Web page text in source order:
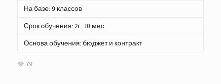
На базе: 9 классов
Срок обучения: 2г. 10 мес
Основа обучения: бюджет и контракт
79